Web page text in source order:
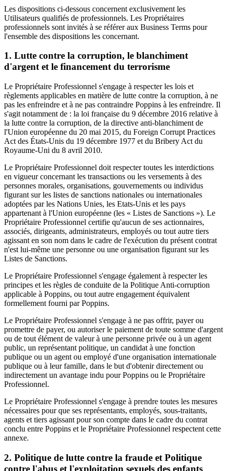
Les dispositions ci-dessous concernent exclusivement les
Utilisateurs qualifiés de professionnels. Les Propriétaires
professionnels sont invités à se référer aux Business Terms pour
l'ensemble des dispositions les concernant.
1. Lutte contre la corruption, le blanchiment
d'argent et le financement du terrorisme
Le Propriétaire Professionnel s'engage à respecter les lois et
règlements applicables en matière de lutte contre la corruption, à ne
pas les enfreindre et à ne pas contraindre Poppins à les enfreindre. Il
s'agit notamment de : la loi française du 9 décembre 2016 relative à
la lutte contre la corruption, de la directive anti-blanchiment de
l'Union européenne du 20 mai 2015, du Foreign Corrupt Practices
Act des États-Unis du 19 décembre 1977 et du Bribery Act du
Royaume-Uni du 8 avril 2010.
Le Propriétaire Professionnel doit respecter toutes les interdictions
en vigueur concernant les transactions ou les versements à des
personnes morales, organisations, gouvernements ou individus
figurant sur les listes de sanctions nationales ou internationales
adoptées par les Nations Unies, les Etats-Unis et les pays
appartenant à l'Union européenne (les « Listes de Sanctions »). Le
Propriétaire Professionnel certifie qu'aucun de ses actionnaires,
associés, dirigeants, administrateurs, employés ou tout autre tiers
agissant en son nom dans le cadre de l'exécution du présent contrat
n'est lui-même une personne ou une organisation figurant sur les
Listes de Sanctions.
Le Propriétaire Professionnel s'engage également à respecter les
principes et les règles de conduite de la Politique Anti-corruption
applicable à Poppins, ou tout autre engagement équivalent
formellement fourni par Poppins.
Le Propriétaire Professionnel s'engage à ne pas offrir, payer ou
promettre de payer, ou autoriser le paiement de toute somme d'argent
ou de tout élément de valeur à une personne privée ou à un agent
public, un représentant politique, un candidat à une fonction
publique ou un agent ou employé d'une organisation internationale
publique ou à leur famille, dans le but d'obtenir directement ou
indirectement un avantage indu pour Poppins ou le Propriétaire
Professionnel.
Le Propriétaire Professionnel s'engage à prendre toutes les mesures
nécessaires pour que ses représentants, employés, sous-traitants,
agents et tiers agissant pour son compte dans le cadre du contrat
conclu entre Poppins et le Propriétaire Professionnel respectent cette
annexe.
2. Politique de lutte contre la fraude et Politique
contre l'abus et l'exploitation sexuels des enfants